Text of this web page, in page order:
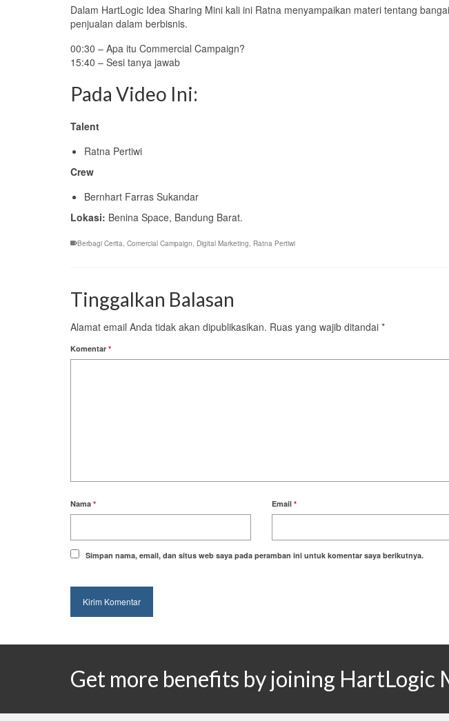
Dalam HartLogic Idea Sharing Mini kali ini Ratna menyampaikan materi tentang
penjualan dalam berbisnis.
00:30 – Apa itu Commercial Campaign?
15:40 – Sesi tanya jawab
Pada Video Ini:
Talent
Ratna Pertiwi
Crew
Bernhart Farras Sukandar
Lokasi: Benina Space, Bandung Barat.
Berbagi Cerita, Comercial Campaign, Digital Marketing, Ratna Pertiwi
Tinggalkan Balasan
Alamat email Anda tidak akan dipublikasikan. Ruas yang wajib ditandai *
Komentar *
Nama * Email*
Simpan nama, email, dan situs web saya pada peramban ini untuk komentar saya berikutnya.
Get more benefits by joining HartLogic